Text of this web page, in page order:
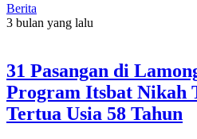
Berita
3 bulan yang lalu
31 Pasangan di
Program Itsbat Nikah
Tertua Usia 58 Tahun